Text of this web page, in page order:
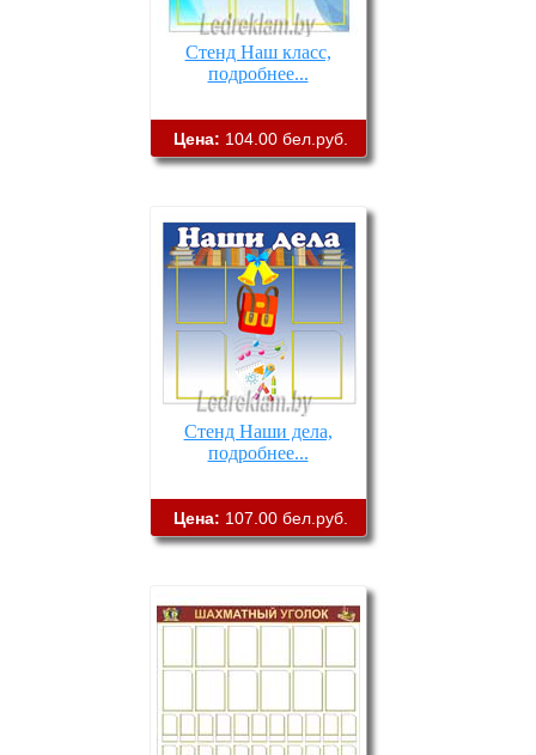
Стенд Наш класс,
подробнее...
Цена: 104.00 бел.руб.
Стенд Наши дела,
подробнее...
Цена: 107.00 бел.руб.